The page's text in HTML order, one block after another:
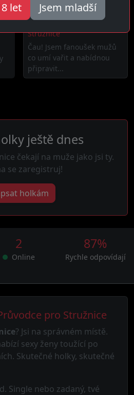
Julie, 26 let
Stružnice
Čau! Jsem fanoušek mužů
co umí vařit a nabídnou
připravit...
ještě dnes
čekají na muže jako jsi ty.
se zaregistruj!
holkám
2
Online
87%
Rychle odpovídají
pro Stružnice
? Jsi na správném místě.
sexy ženy toužící po
Skutečné holky, skutečné
Single nebo zadaný, tvé
let Jsem mladší